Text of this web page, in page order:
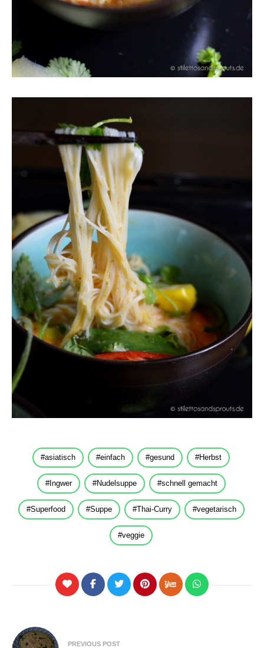
asiatisch einfach gesund Herbst
Ingwer Nudelsuppe schnell gemacht
Superfood Suppe Thai-Curry vegetarisch
veggie
Beitragsnavigation
PREVIOUS POST